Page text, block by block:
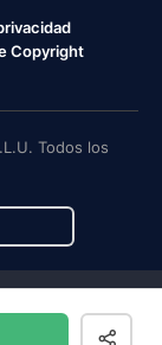
Copyright
Todos los